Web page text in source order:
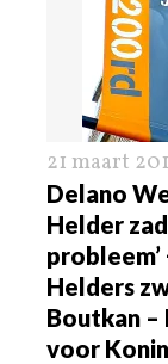
21 maart
Delano
Helder
Helders
Boutkan –
voor